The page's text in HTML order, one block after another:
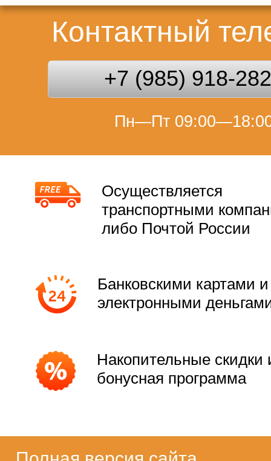
Контактный
+7 (985) 918-
Пн—Пт
Осуществляется
транспортными
либо Почтой России
Банковскими картами и
электронными
Накопительные скидки
бонусная программа